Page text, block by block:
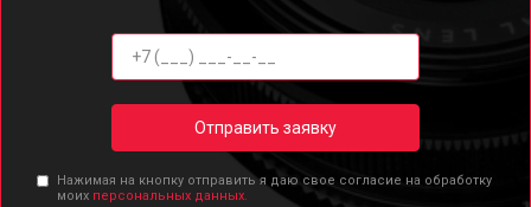
Отправить заявку
Нажимая на кнопку отправить я даю свое согласие на обработку
моих персональных данных.